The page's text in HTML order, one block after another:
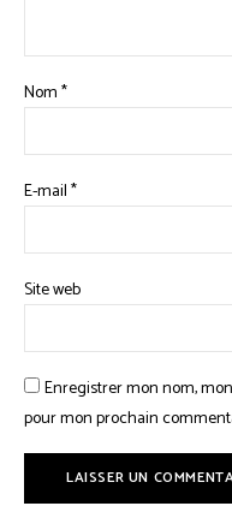
Nom*
E-mail*
Site web
Enregistrer mon nom,
pour mon prochain